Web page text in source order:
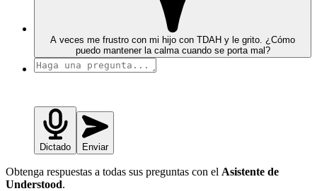
A veces me frustro con mi hijo con TDAH y le grito. ¿Cómo
puedo mantener la calma cuando se porta mal?
Dictado Enviar
Obtenga respuestas a todas sus preguntas con el Asistente de
Understood.